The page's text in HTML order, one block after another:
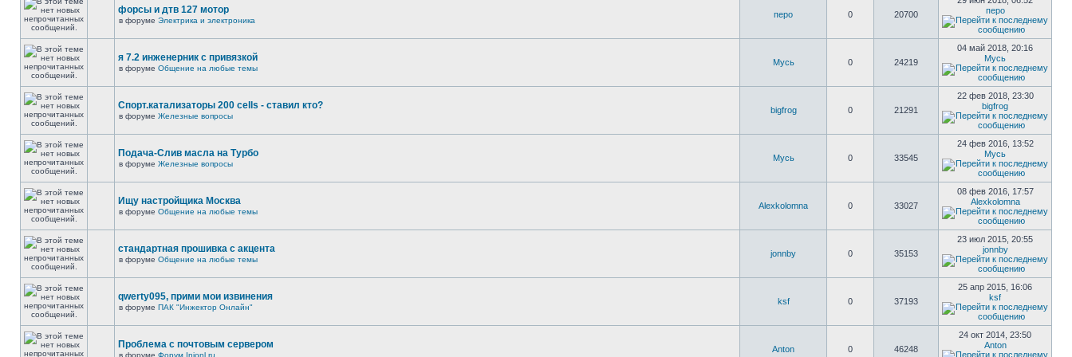
форсы и дтв 127 мотор
в форуме Электрика и электроника
перо 0 20700
перо
я 7.2 инженерник с привязкой
в форуме Общение на любые темы
Мусь 0 24219
04 май 2018, 20:16
Мусь
Спорт.катализаторы 200 cells - ставил кто?
в форуме Железные вопросы
bigfrog 0 21291
22 фев 2018, 23:30
bigfrog
Подача-Слив масла на Турбо
в форуме Железные вопросы
Мусь 0 33545
24 фев 2016, 13:52
Мусь
Ищу настройщика Москва
в форуме Общение на любые темы
Alexkolomna 0 33027
08 фев 2016, 17:57
Alexkolomna
стандартная прошивка с акцента
в форуме Общение на любые темы
jonnby 0 35153
23 июл 2015, 20:55
jonnby
qwerty095, прими мои извинения
в форуме ПАК "Инжектор Онлайн"
ksf 0 37193
25 апр 2015, 16:06
ksf
Проблема с почтовым сервером
в форуме Форум Injonl.ru
Anton 0 46248
24 окт 2014, 23:50
Anton